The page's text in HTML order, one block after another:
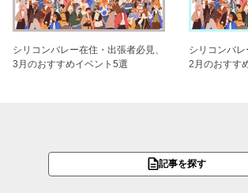
シリコンバレー在住・出張者必見、
3月のおすすめイベント5選
シリコンバレ
2月のおすす
記事を探す